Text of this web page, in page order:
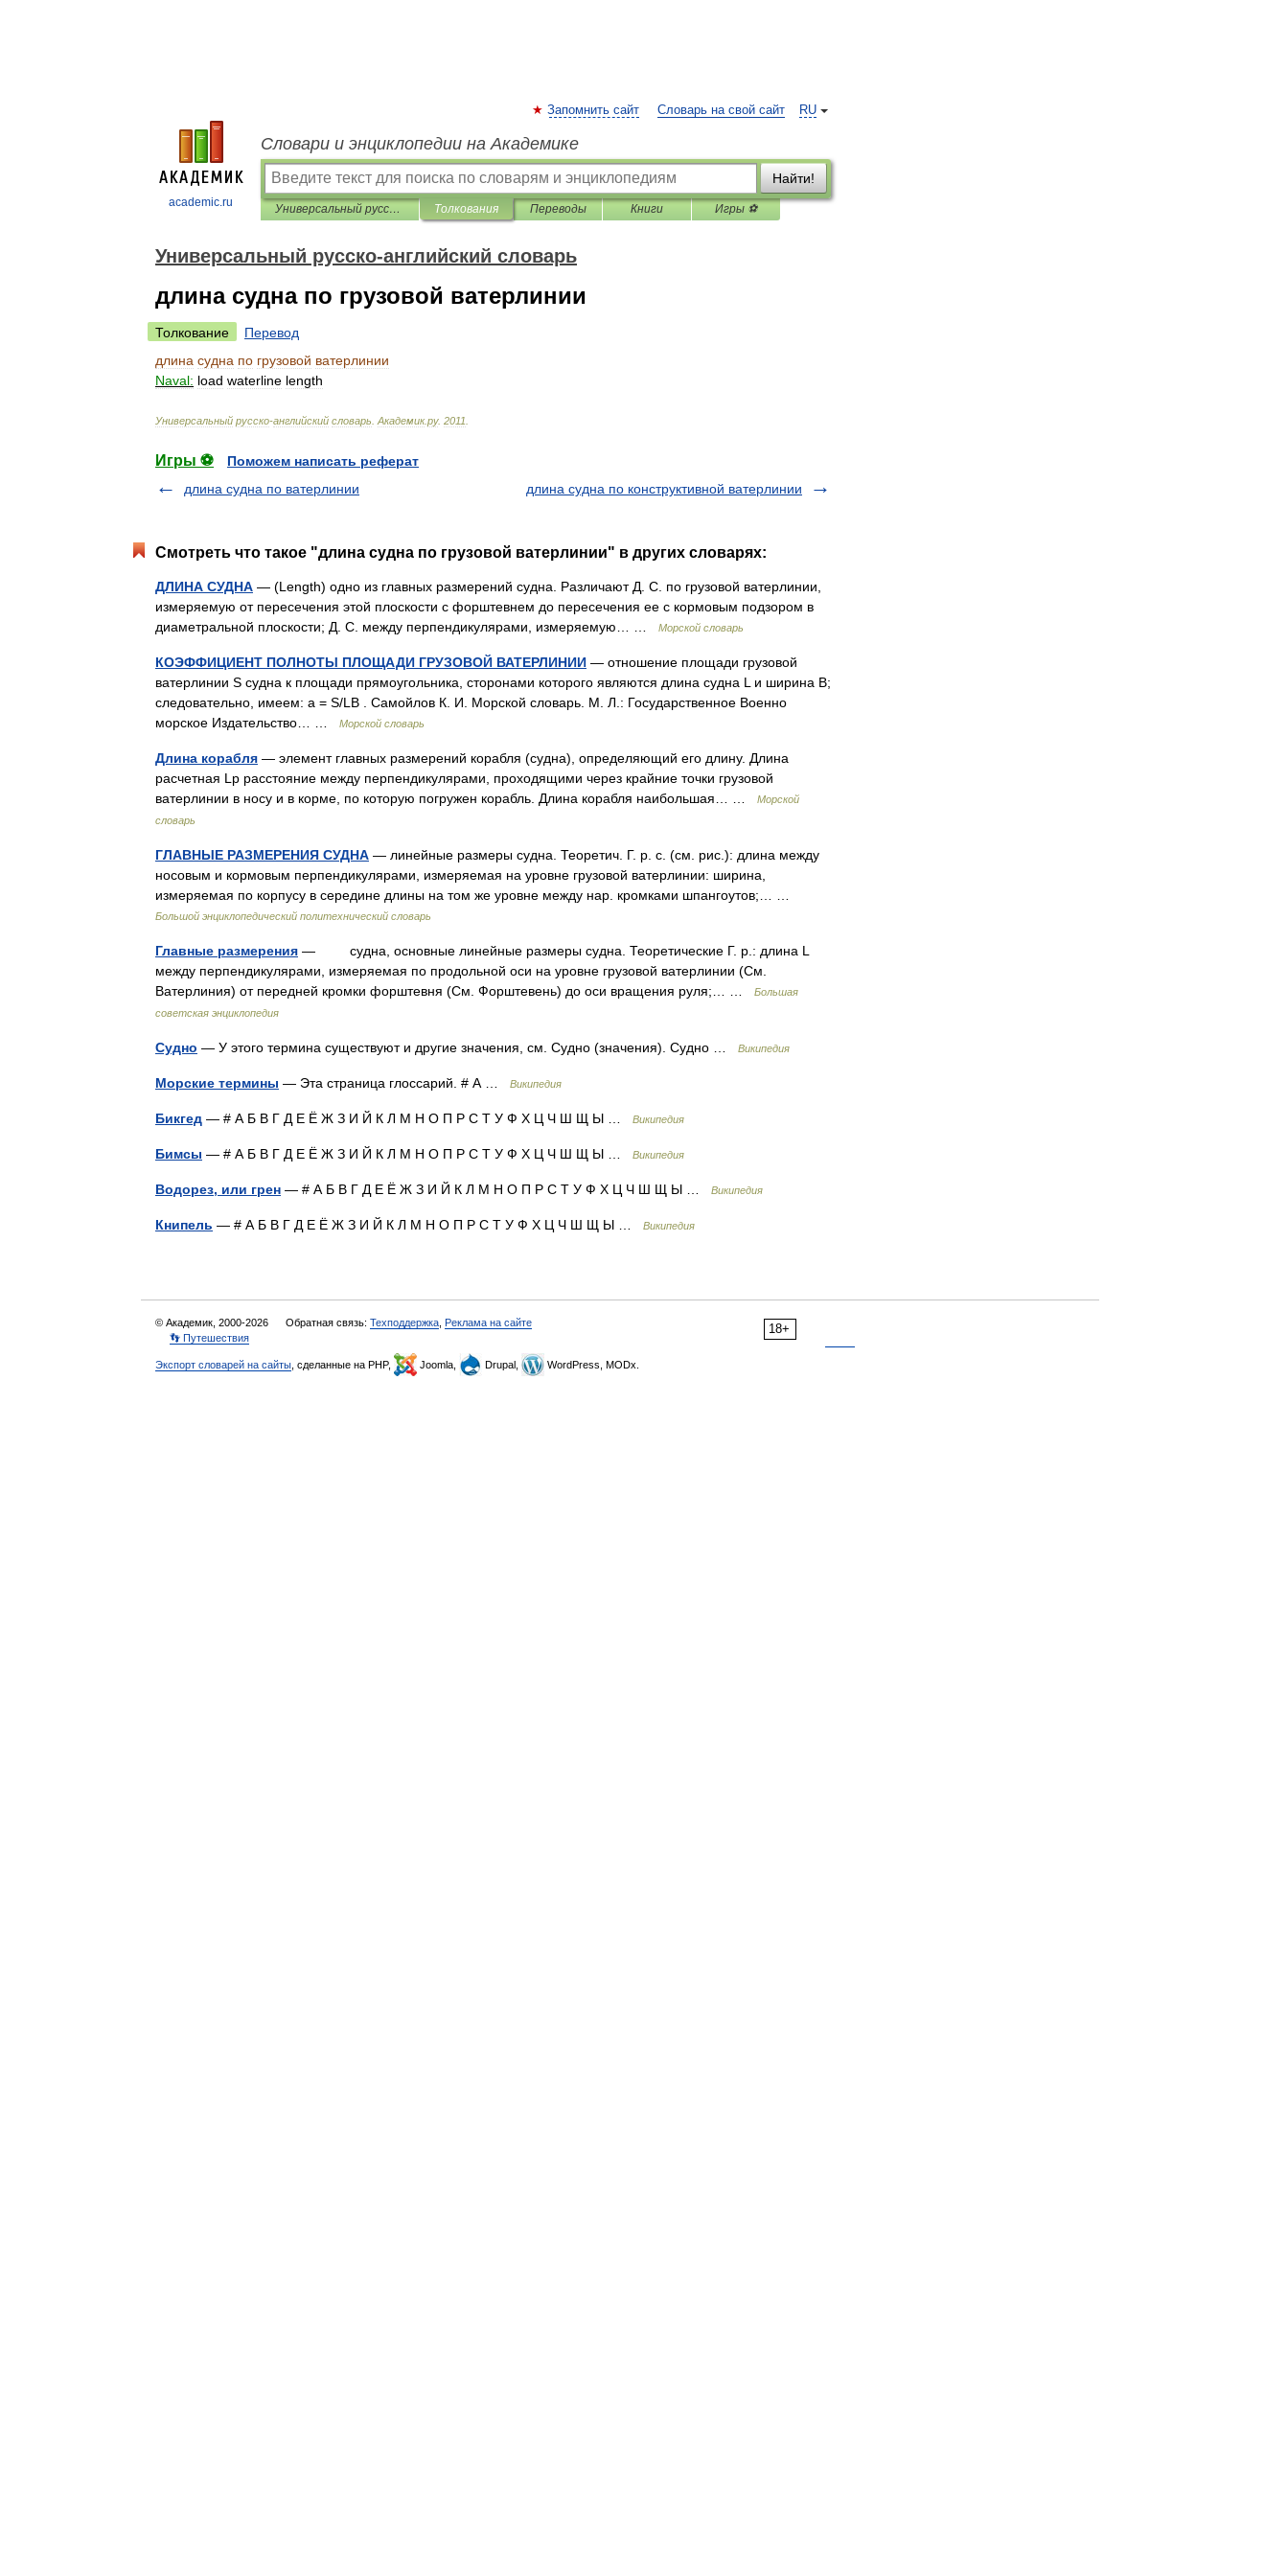
academic.ru
RU
Запомнить сайт Словарь на свой сайт
Словари и энциклопедии на Академике
Найти!
Универсальный русско-английский словарь Толкования Переводы Книги Игры ⚽
Универсальный русско-английский словарь
длина судна по грузовой ватерлинии
Толкование
Перевод
длина судна по грузовой ватерлинии
Naval: load waterline length
Универсальный русско-английский словарь Академик.ру. 2011
Игры ⚽
Поможем написать реферат
длина судна по ватерлинии
длина судна по конструктивной ватерлинии
Смотреть что такое "длина судна по грузовой ватерлинии" в других словарях:
ДЛИНА СУДНА — (Length) одно из главных размерений судна. Различают Д. С. по грузовой ватерлинии,
измеряемую от пересечения этой плоскости с форштевнем до пересечения ее с кормовым подзором в
диаметральной плоскости; Д. С. между перпендикулярами, измеряемую… …
Морской словарь
КОЭФФИЦИЕНТ ПОЛНОТЫ ПЛОЩАДИ ГРУЗОВОЙ ВАТЕРЛИНИИ — отношение площади грузовой
ватерлинии S судна к площади прямоугольника, сторонами которого являются длина судна L и ширина В;
следовательно, имеем: а = S/LB . Самойлов К. И. Морской словарь. М. Л.: Государственное Военно
морское Издательство… …
Морской словарь
Длина корабля — элемент главных размерений корабля (судна), определяющий его длину. Длина
расчетная Lр расстояние между перпендикулярами, проходящими через крайние точки грузовой
ватерлинии в носу и в корме, по которую погружен корабль. Длина корабля наибольшая… …
Морской
словарь
ГЛАВНЫЕ РАЗМЕРЕНИЯ СУДНА — линейные размеры судна. Теоретич. Г. р. с. (см. рис.): длина между
носовым и кормовым перпендикулярами, измеряемая на уровне грузовой ватерлинии: ширина,
измеряемая по корпусу в середине длины на том же уровне между нар. кромками шпангоутов;… …
Большой энциклопедический политехнический словарь
Главные размерения — судна, основные линейные размеры судна. Теоретические Г. р.: длина L
между перпендикулярами, измеряемая по продольной оси на уровне грузовой ватерлинии (См.
Ватерлиния) от передней кромки форштевня (См. Форштевень) до оси вращения руля;… …
Большая
советская энциклопедия
Судно — У этого термина существуют и другие значения, см. Судно (значения). Судно … Википедия
Морские термины — Эта страница глоссарий. # А … Википедия
Бикгед — # А Б В Г Д Е Ё Ж З И Й К Л М Н О П Р С Т У Ф Х Ц Ч Ш Щ Ы … Википедия
Бимсы — # А Б В Г Д Е Ё Ж З И Й К Л М Н О П Р С Т У Ф Х Ц Ч Ш Щ Ы … Википедия
Водорез, или грен — # А Б В Г Д Е Ё Ж З И Й К Л М Н О П Р С Т У Ф Х Ц Ч Ш Щ Ы … Википедия
Книпель — # А Б В Г Д Е Ё Ж З И Й К Л М Н О П Р С Т У Ф Х Ц Ч Ш Щ Ы … Википедия
18+
© Академик, 2000-2026 Обратная связь: Техподдержка Реклама на сайте
👣 Путешествия
Экспорт словарей на сайты , сделанные на PHP, Joomla, Drupal, WordPress, MODx.